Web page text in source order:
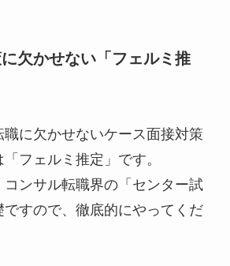
欠かせない「フェルミ推
職に欠かせないケース面接対策
フェルミ推定」です。
コンサル転職界の「センター試
すので、徹底的にやってくだ